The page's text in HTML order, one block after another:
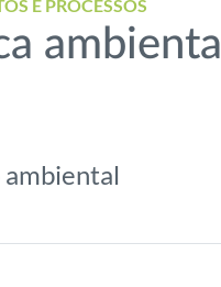
E PROCESSOS
ambiental